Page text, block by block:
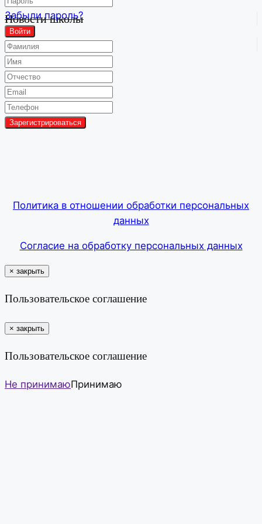
Новости школы
Групповой чат
Забыли пароль?
Войти
Политика в отношении обработки персональных
данных
Согласие на обработку персональных данных
× закрыть
Пользовательское соглашение
× закрыть
Пользовательское соглашение
Не принимаюПринимаю